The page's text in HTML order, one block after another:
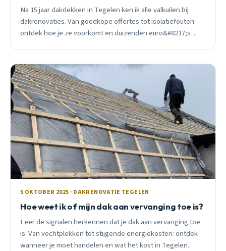
Na 15 jaar dakdekken in Tegelen ken ik alle valkuilen bij
dakrenovaties. Van goedkope offertes tot isolatiefouten:
ontdek hoe je ze voorkomt en duizenden euro&#8217;s
5 OKTOBER 2025 · DAKRENOVATIE TEGELEN
Hoe weet ik of mijn dak aan vervanging toe is?
Leer de signalen herkennen dat je dak aan vervanging toe
is. Van vochtplekken tot stijgende energiekosten: ontdek
wanneer je moet handelen en wat het kost in Tegelen.